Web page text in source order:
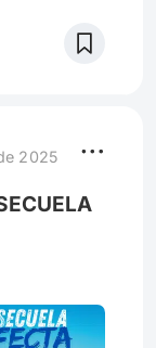
todo lo
2025